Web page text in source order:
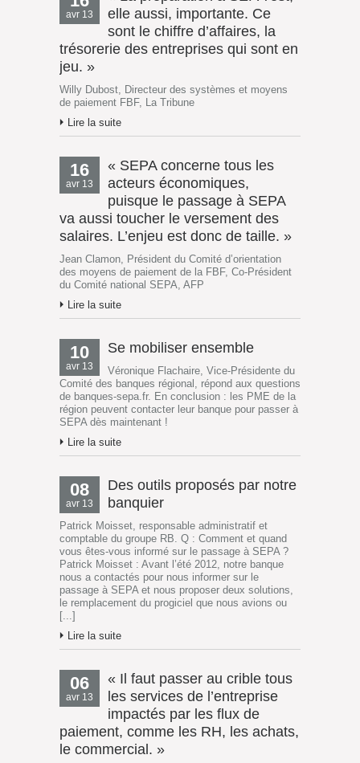
avr 13
elle aussi, importante. Ce
sont le chiffre d’affaires, la
trésorerie des entreprises qui sont en
jeu. »
Willy Dubost, Directeur des systèmes et moyens
de paiement FBF, La Tribune
Lire la suite
16
avr 13
« SEPA concerne tous les
acteurs économiques,
puisque le passage à SEPA
va aussi toucher le versement des
salaires. L’enjeu est donc de taille. »
Jean Clamon, Président du Comité d’orientation
des moyens de paiement de la FBF, Co-Président
du Comité national SEPA, AFP
Lire la suite
10
avr 13
Se mobiliser ensemble
Véronique Flachaire, Vice-Présidente du
Comité des banques régional, répond aux questions
de banques-sepa.fr. En conclusion : les PME de la
région peuvent contacter leur banque pour passer à
SEPA dès maintenant !
Lire la suite
08
avr 13
Des outils proposés par notre
banquier
Patrick Moisset, responsable administratif et
comptable du groupe RB. Q : Comment et quand
vous êtes-vous informé sur le passage à SEPA ?
Patrick Moisset : Avant l’été 2012, notre banque
nous a contactés pour nous informer sur le
passage à SEPA et nous proposer deux solutions,
le remplacement du progiciel que nous avions ou
[...]
Lire la suite
06
avr 13
« Il faut passer au crible tous
les services de l’entreprise
impactés par les flux de
paiement, comme les RH, les achats,
le commercial. »